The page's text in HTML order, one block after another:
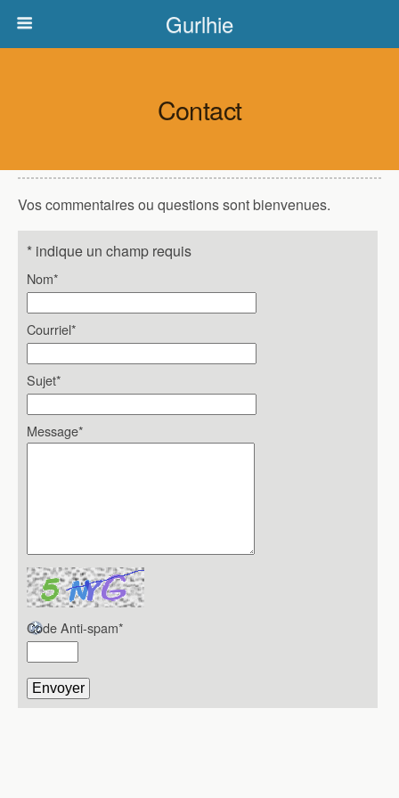
Gurlhie
Contact
Vos commentaires ou questions sont bienvenues.
* indique un champ requis
Nom*
Courriel*
Sujet*
Message*
Code Anti-spam*